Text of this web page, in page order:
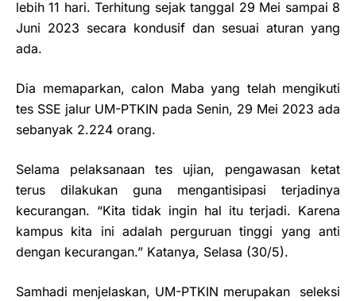
lebih 11 hari. Terhitung sejak tanggal 29 Mei sampai 8
Juni 2023 secara kondusif dan sesuai aturan yang
ada.
Dia memaparkan, calon Maba yang telah mengikuti
tes SSE jalur UM-PTKIN pada Senin, 29 Mei 2023 ada
sebanyak 2.224 orang.
Selama pelaksanaan tes ujian, pengawasan ketat
terus dilakukan guna mengantisipasi terjadinya
kecurangan. “Kita tidak ingin hal itu terjadi. Karena
kampus kita ini adalah perguruan tinggi yang anti
dengan kecurangan.” Katanya, Selasa (30/5).
Samhadi menjelaskan, UM-PTKIN merupakan
seleksi